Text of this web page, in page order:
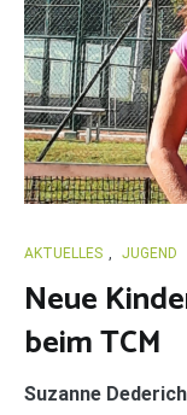
AKTUELLES , JUGEND
Neue
beim TCM
Suzanne